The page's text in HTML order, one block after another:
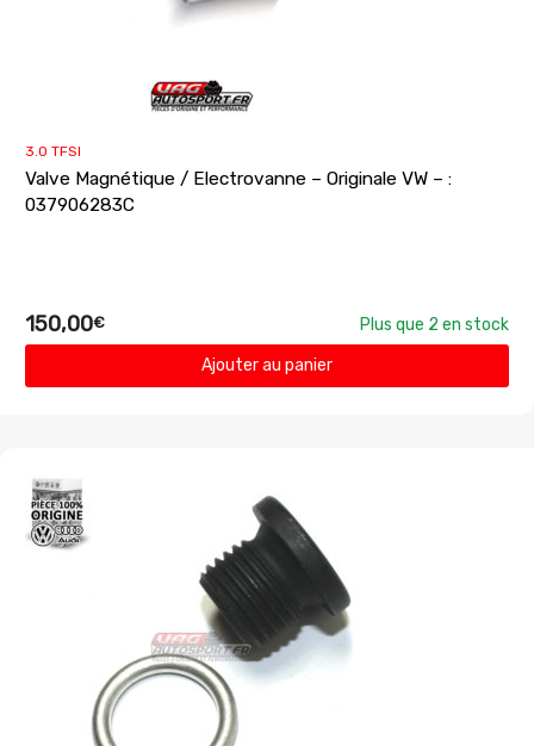
3.0 TFSI
Valve Magnétique / Electrovanne – Originale VW – :
037906283C
150,00€
Plus que 2 en stock
Ajouter au panier